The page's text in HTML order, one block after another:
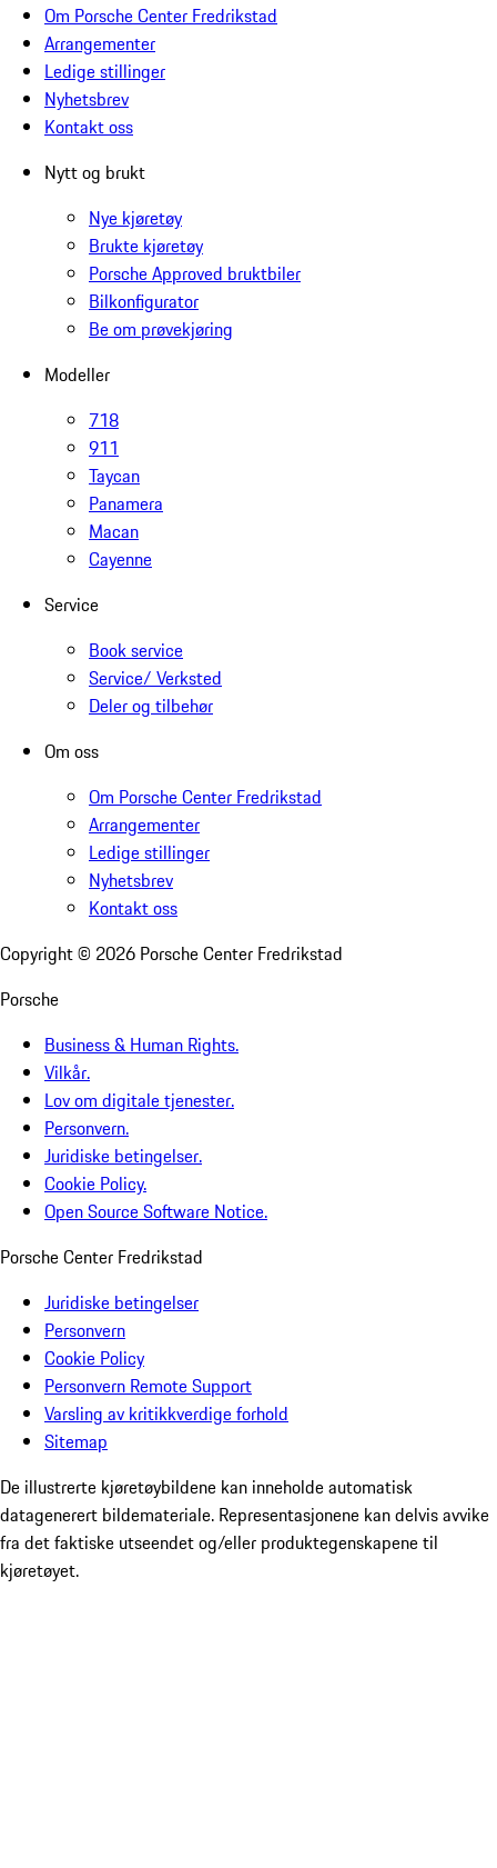
Om Porsche Center Fredrikstad
Arrangementer
Ledige stillinger
Nyhetsbrev
Kontakt oss
Nytt og brukt
Nye kjøretøy
Brukte kjøretøy
Porsche Approved bruktbiler
Bilkonfigurator
Be om prøvekjøring
Modeller
718
911
Taycan
Panamera
Macan
Cayenne
Service
Book service
Service/ Verksted
Deler og tilbehør
Om oss
Om Porsche Center Fredrikstad
Arrangementer
Ledige stillinger
Nyhetsbrev
Kontakt oss
Copyright © 2026 Porsche Center Fredrikstad
Porsche
Business & Human Rights.
Vilkår.
Lov om digitale tjenester.
Personvern.
Juridiske betingelser.
Cookie Policy.
Open Source Software Notice.
Porsche Center Fredrikstad
Juridiske betingelser
Personvern
Cookie Policy
Personvern Remote Support
Varsling av kritikkverdige forhold
Sitemap
De illustrerte kjøretøybildene kan inneholde automatisk
datagenerert bildemateriale. Representasjonene kan delvis avvike
fra det faktiske utseendet og/eller produktegenskapene til
kjøretøyet.